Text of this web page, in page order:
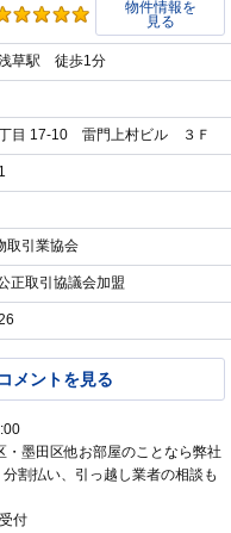
物件情報を
見る
草駅 徒歩1分
目 17-10 雷門上村ビル ３Ｆ
取引業協会
正取引協議会加盟
メントを見る
・墨田区他お部屋のことなら弊社
割払い、引っ越し業者の相談も
付